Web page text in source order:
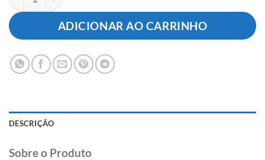
ADICIONAR AO CARRINHO
DESCRIÇÃO
Sobre o Produto